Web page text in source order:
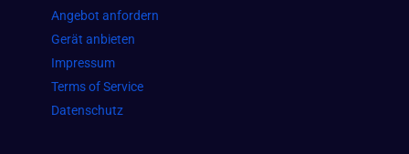
Angebot anfordern
Gerät anbieten
Impressum
Terms of Service
Datenschutz